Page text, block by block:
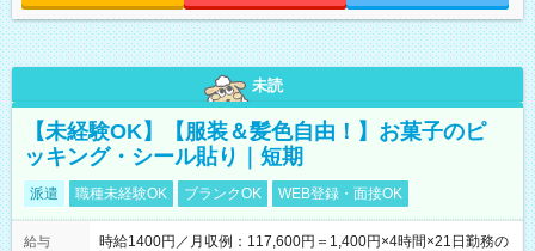
未読
【未経験OK】【服装＆髪色自由！】お菓子のピ
ッキング・シール貼り｜短期
派遣 職種未経験OK ブランクOK WEB登録・面接OK
給与
時給1400円／月収例：117,600円＝1,400円×4時間×21日勤務の